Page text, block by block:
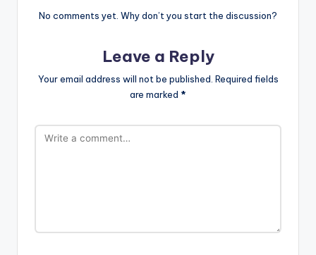
No comments yet. Why don’t you start the discussion?
Leave a Reply
Your email address will not be published. Required fields
are marked *